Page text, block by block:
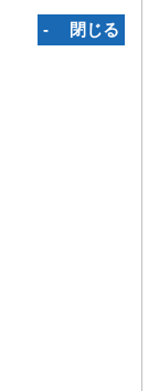
‐ 閉じる